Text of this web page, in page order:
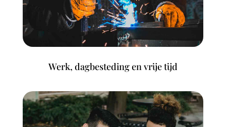
Werk, dagbesteding en vrije tijd